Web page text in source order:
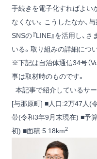
手続きを電子化すればよい
なくない。こうしたなか、
SNSの『LINE』を活用し、
いる。取り組みの詳細につ
※下記は自治体通信34号（
事は取材時のものです。
本記事で紹介しているサ
[与那原町] ■人口:2万47人(
帯(令和3年9月末現在) ■予
初) ■面積:5.18km2